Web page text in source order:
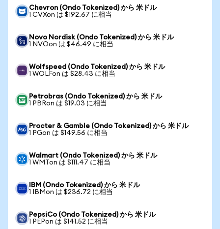
Chevron (Ondo Tokenized) から 米ドル
1 CVXon は $192.67 に相当
Novo Nordisk (Ondo Tokenized) から 米ドル
1 NVOon は $46.49 に相当
Wolfspeed (Ondo Tokenized) から 米ドル
1 WOLFon は $28.43 に相当
Petrobras (Ondo Tokenized) から 米ドル
1 PBRon は $19.03 に相当
Procter & Gamble (Ondo Tokenized) から 米ドル
1 PGon は $149.56 に相当
Walmart (Ondo Tokenized) から 米ドル
1 WMTon は $111.47 に相当
IBM (Ondo Tokenized) から 米ドル
1 IBMon は $236.72 に相当
PepsiCo (Ondo Tokenized) から 米ドル
1 PEPon は $141.52 に相当